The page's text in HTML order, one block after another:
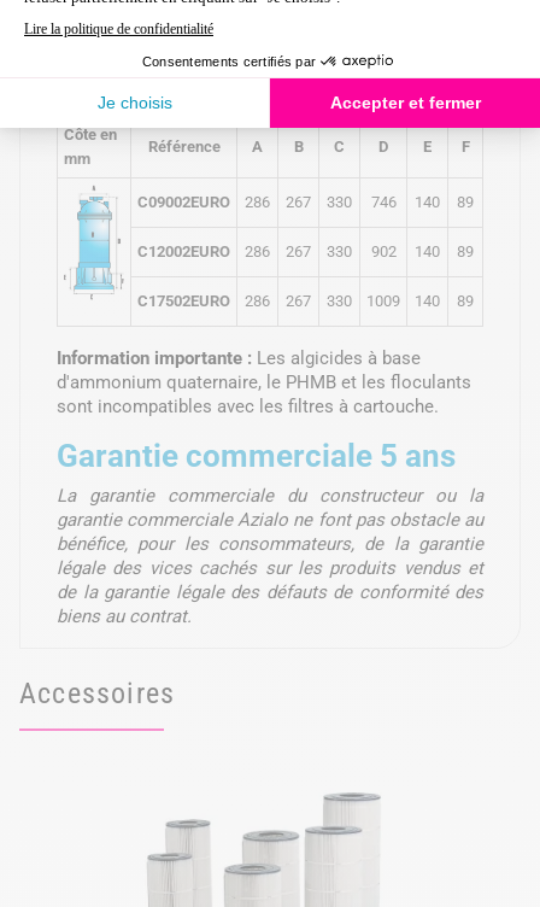
C17502EURO
39,0
Dimensions
Côte en
mm
Référence A B C D E F
C09002EURO 286 267 330 746 140 89
C12002EURO 286 267 330 902 140 89
C17502EURO 286 267 330 1009 140 89
Information importante : Les algicides à base
d'ammonium quaternaire, le PHMB et les floculants
sont incompatibles avec les filtres à cartouche.
Garantie commerciale 5 ans
La garantie commerciale du constructeur ou la
garantie commerciale Azialo ne font pas obstacle au
bénéfice, pour les consommateurs, de la garantie
légale des vices cachés sur les produits vendus et
de la garantie légale des défauts de conformité des
biens au contrat.
Accessoires